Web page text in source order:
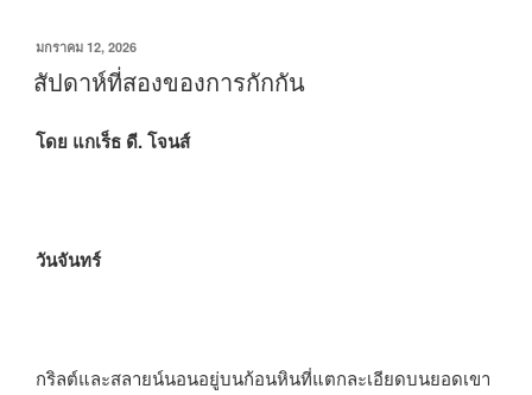
สั้น
แนว
ประจำ
เขียน
ที่
มกราคม 12, 2026
สัปดาห์ที่สองของการกักกัน
โดย แกเร็ธ ดี. โจนส์
วันจันทร์
กริลต์และสลายน์นอนอยู่บนก้อนหินที่แตกละเอียดบนยอดเขา